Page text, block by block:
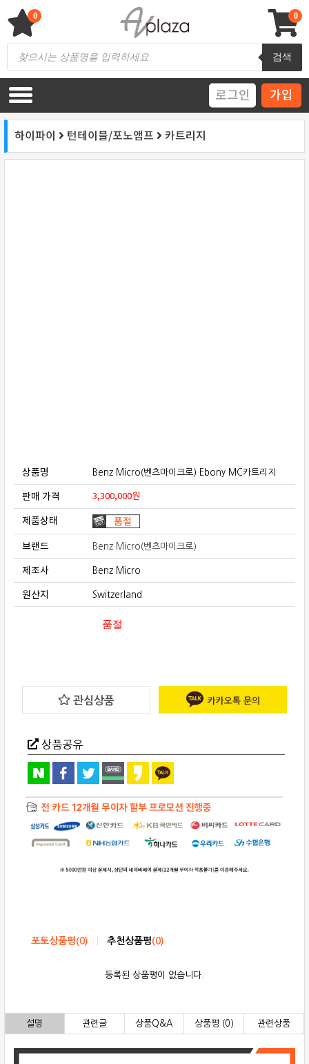
content
AV 플라자
하이파이 / 홈씨어터 전문 쇼핑몰
Products
search
검색
0
0
로그인 가입
하이파이 턴테이블/포노앰프 카트리지
상품명 Benz Micro(벤츠마이크로) Ebony MC카트리지
판매 가격 3,300,000원
제품상태
브랜드 Benz Micro(벤츠마이크로)
제조사 Benz Micro
원산지 Switzerland
품절
관심상품
상품공유
포토상품평(0) 추천상품평(0)
등록된 상품평이 없습니다.
설명 관련글 상품Q&A 상품평 (0) 관련상품